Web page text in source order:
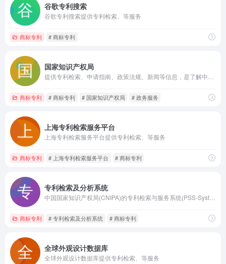
谷歌专利搜索
谷歌专利搜索提供专利检索、等服务
商标专利 # 商标专利
国家知识产权局
商标专利 # 商标专利 # 国家知识产权局 # 政务服务
上海专利检索服务平台
上海专利检索服务平台提供专利检索、等服务
商标专利 # 上海专利检索服务平台 # 商标专利
专利检索及分析系统
商标专利 # 专利检索及分析系统 # 商标专利
全球外观设计数据库
全球外观设计数据库提供专利检索、等服务